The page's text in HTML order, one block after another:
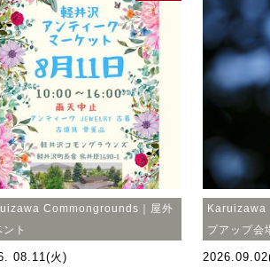
Commongrounds｜屋外
ント
08.11(火)
Karuizawa
プアップ会